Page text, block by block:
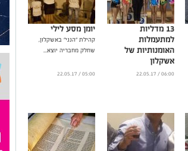
13 מדליות
למתעמלות
האומנותיות של
אשקלון
...
06:00 / 22.05.17
יומן מסע לילי
קהילת "הנני" באשקלון,
שחלק מחבריה יוצא...
05:00 / 22.05.17